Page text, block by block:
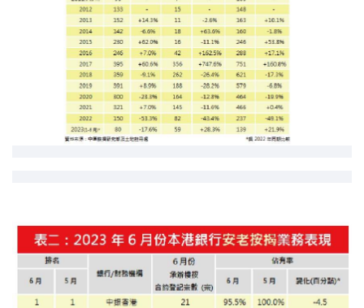
轉按計算
置業預算
供款年期計算
免費物業估價
下載中心